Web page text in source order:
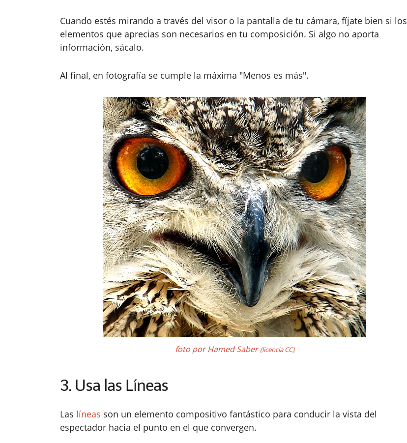
Cuando estés mirando a través del visor o la pantalla de tu cámara, fíjate bien si los
elementos que aprecias son necesarios en tu composición. Si algo no aporta
información, sácalo.
Al final, en fotografía se cumple la máxima "Menos es más".
foto por Hamed Saber(licencia CC)
3. Usa las Líneas
Las líneas son un elemento compositivo fantástico para conducir la vista del
espectador hacia el punto en el que convergen.